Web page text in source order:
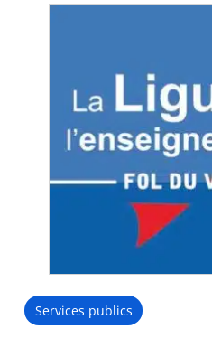
Services publics